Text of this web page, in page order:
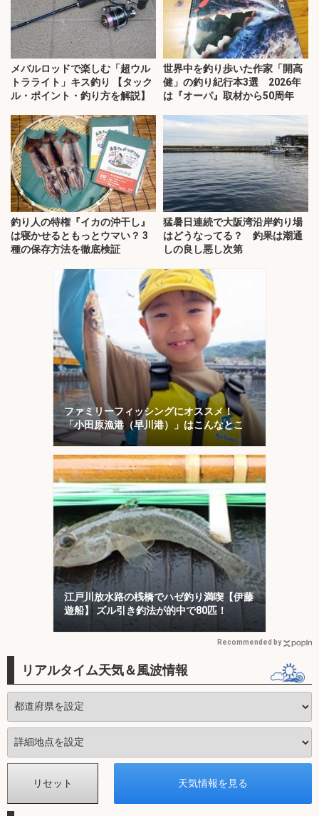
メバルロッドで楽しむ「超ウル
トラライト」キス釣り 【タック
ル・ポイント・釣り方を解説】
世界中を釣り歩いた作家「開高
健」の釣り紀行本3選 2026年
は『オーパ』取材から50周年
釣り人の特権『イカの沖干し』
は寝かせるともっとウマい？ 3
種の保存方法を徹底検証
猛暑日連続で大阪湾沿岸釣り場
はどうなってる？ 釣果は潮通
しの良し悪し次第
ファミリーフィッシングにオススメ！
「小田原漁港（早川港）」はこんなとこ
江戸川放水路の桟橋でハゼ釣り満喫【伊藤
遊船】 ズル引き釣法が的中で80匹！
Recommended by
リアルタイム天気＆風波情報